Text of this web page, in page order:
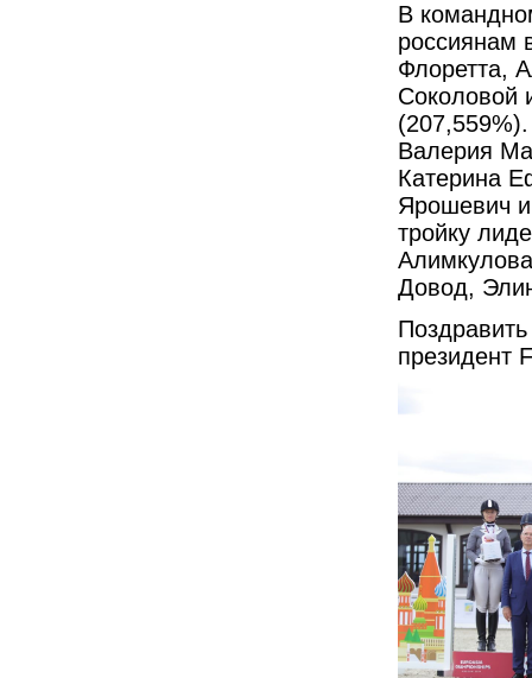
В
россиянам
Флоретта,
Соколовой
Валерия
Катерина
Ярошевич
тройку
Довод,
президент